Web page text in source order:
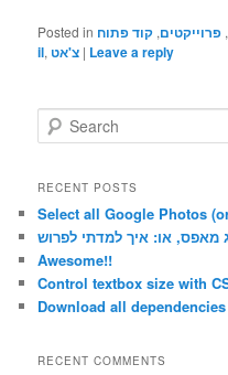
Posted in , פרוייקטים, קוד פתוח
il, צ'אט | Leave a reply
e
r
h
RECENT POSTS
Select all Google Photos
מאפס, או: איך למדתי לפרוש
Awesome!!
Control textbox size with
Download all
RECENT COMMENTS